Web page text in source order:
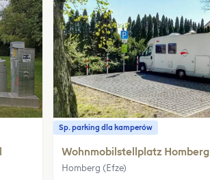
Sp. parking dla kamperów
Wohnmobilstellplatz Homberg
Homberg (Efze)